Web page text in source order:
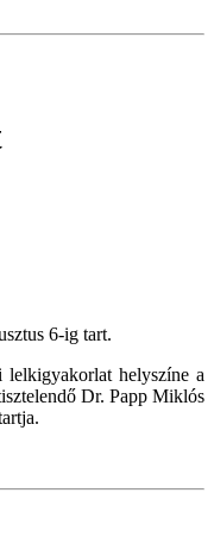
6-ig tart.
lelkigyakorlat helyszíne a
Dr. Papp Miklós